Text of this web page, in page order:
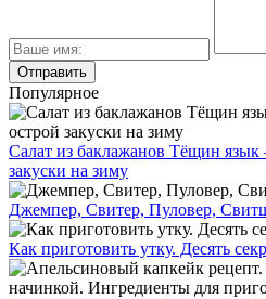
Популярное
Салат из баклажанов Тёщин
закуски на зиму
Джемпер, Свитер, Пуловер,
Как приготовить утку. Десять